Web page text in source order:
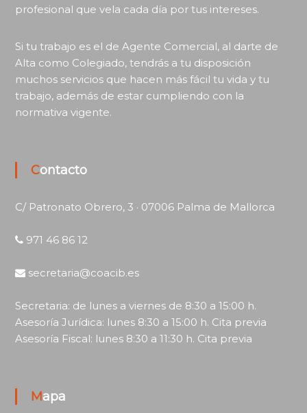
profesional que vela cada día por tus intereses.
Si tu trabajo es el de Agente Comercial, al darte de
Alta como Colegiado, tendrás a tu disposición
muchos servicios que hacen más fácil tu vida y tu
trabajo, además de estar cumpliendo con la
normativa vigente.
Contacto
C/ Patronato Obrero, 3 · 07006 Palma de Mallorca
971 46 86 12
secretaria@coacib.es
Secretaria: de lunes a viernes de 8:30 a 15:00 h.
Asesoría Jurídica: lunes 8:30 a 15:00 h. Cita previa
Asesoría Fiscal: lunes 8:30 a 11:30 h. Cita previa
Mapa